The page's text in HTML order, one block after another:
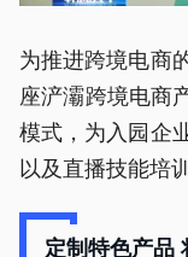
为推进跨境电商
座浐灞跨境电商
模式，为入园企
以及直播技能培
定制特色产品